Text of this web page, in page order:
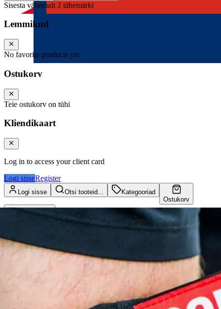
Sisesta vähemalt 2 tähemärki
Lemmikud
No favorite products yet
Ostukorv
Teie ostukorv on tühi
Kliendikaart
Log in to access your client card
Logi sisseRegister
Logi sisse Otsi tooteid...
Kategooriad
Ostukorv
Kliendikaart